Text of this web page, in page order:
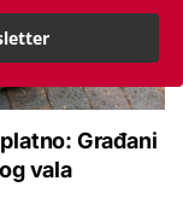
Građani
vala